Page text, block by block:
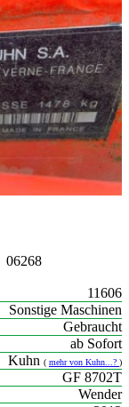
06268
11606
Sonstige Maschinen
Gebraucht
ab Sofort
Kuhn ( mehr von Kuhn...? )
GF 8702T
Wender